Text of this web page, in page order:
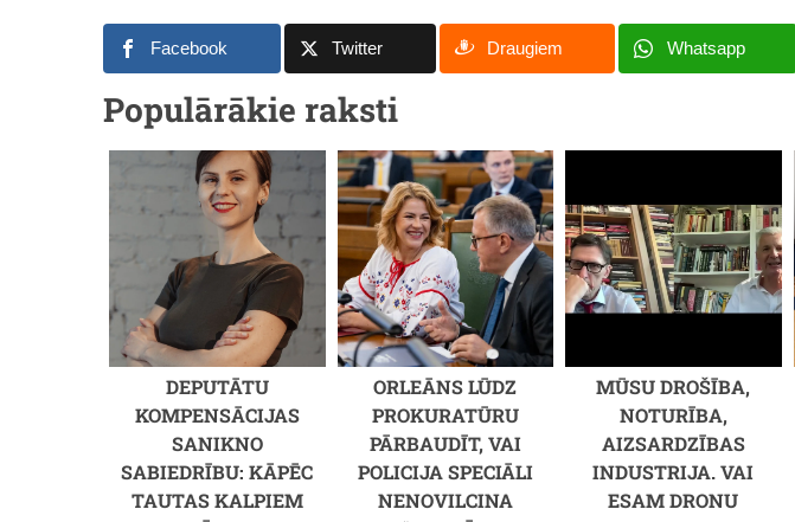
Facebook Twitter Draugiem Whatsapp
Populārākie raksti
DEPUTĀTU
KOMPENSĀCIJAS
SANIKNO
SABIEDRĪBU: KĀPĒC
TAUTAS KALPIEM
ORLEĀNS LŪDZ
PROKURATŪRU
PĀRBAUDĪT, VAI
POLICIJA SPECIĀLI
NENOVILCINA
MŪSU DROŠĪBA,
NOTURĪBA,
AIZSARDZĪBAS
INDUSTRIJA. VAI
ESAM DRONU